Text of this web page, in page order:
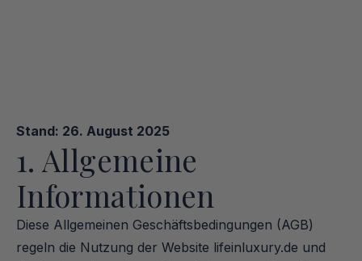
Stand: 26. August 2025
1. Allgemeine
Informationen
Diese Allgemeinen Geschäftsbedingungen (AGB)
regeln die Nutzung der Website lifeinluxury.de und